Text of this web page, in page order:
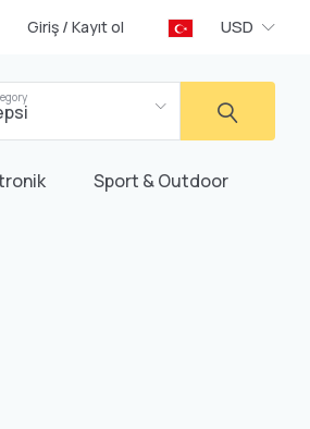
Giriş / Kayıt ol USD
Sport & Outdoor